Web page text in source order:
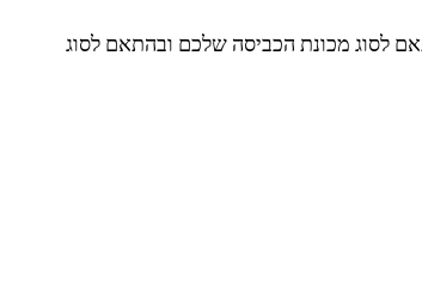
לסוג מכונת הכביסה שלכם ובהתאם לסוג